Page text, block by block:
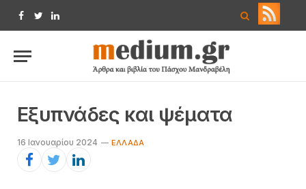
Facebook
TwitterLinkedIn
Εξυπνάδες και ψέματα
16 Ιανουαρίου 2024 ΕΛΛΆΔΑ